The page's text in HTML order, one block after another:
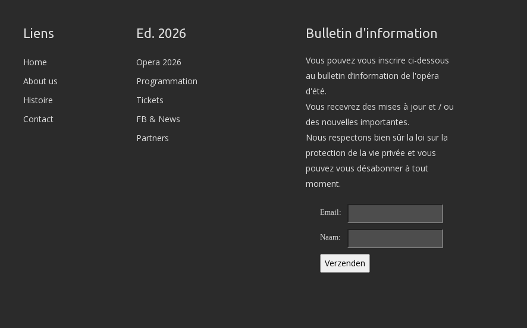
Liens
Home
About us
Histoire
Contact
Ed. 2026
Opera 2026
Programmation
Tickets
FB & News
Partners
Bulletin d'information
Vous pouvez vous inscrire ci-dessous
au bulletin d’information de l'opéra
d'été.
Vous recevrez des mises à jour et / ou
des nouvelles importantes.
Nous respectons bien sûr la loi sur la
protection de la vie privée et vous
pouvez vous désabonner à tout
moment.
Email:
Naam: